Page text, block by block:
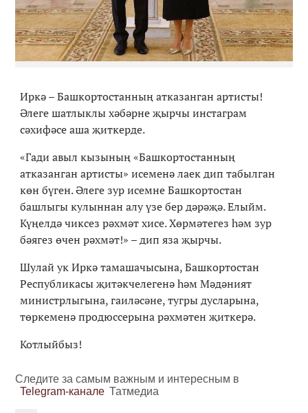
Иркә – Башкортостанның атказанган артисты!
Әлеге шатлыклы хәбәрне җырчы инстаграм
сәхифәсе аша җиткерде.
«Гади авыл кызының «Башкортостанның
атказанган артисты» исеменә лаек дип табылган
көн бүген. Әлеге зур исемне Башкортостан
башлыгы кулыннан алу үзе бер дәрәҗә. Елыйм.
Күңелдә чиксез рәхмәт хисе. Хөрмәтегез һәм зур
бәягез өчен рәхмәт!» – дип яза җырчы.
Шулай ук Иркә тамашачысына, Башкортостан
Республикасы җитәкчелегенә һәм Мәдәният
министрлыгына, гаиләсәне, тугры дусларына,
төркеменә продюссерына рәхмәтен җиткерә.
Котлыйбыз!
Следите за самым важным и интересным в
Telegram-канале Татмедиа